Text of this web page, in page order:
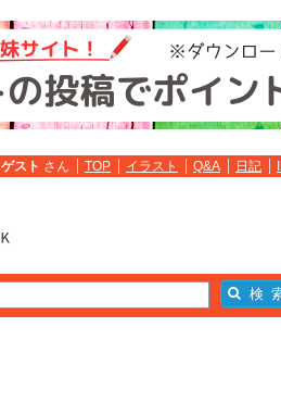
ゲスト さん TOP イラスト Q&A 日記